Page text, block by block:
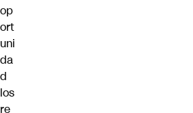
op
ort
uni
da
d
los
re